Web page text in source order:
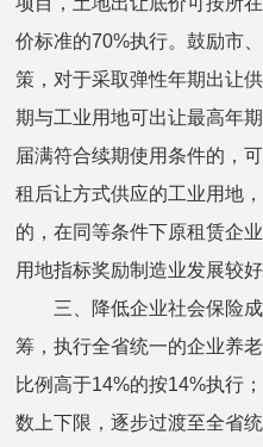
价标准的70%执行。鼓励市
策，对于采取弹性年期出让
期与工业用地可出让最高年
届满符合续期使用条件的，
租后让方式供应的工业用地
的，在同等条件下原租赁企
用地指标奖励制造业发展较好
三、降低企业社会保险成
筹，执行全省统一的企业养
比例高于14%的按14%执行
数上下限，逐步过渡至全省